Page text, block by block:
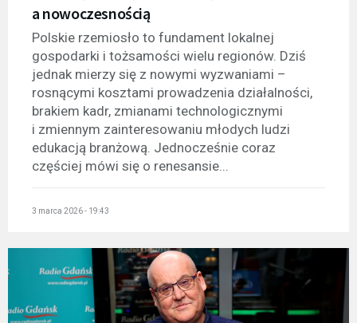
a nowoczesnością
Polskie rzemiosło to fundament lokalnej
gospodarki i tożsamości wielu regionów. Dziś
jednak mierzy się z nowymi wyzwaniami –
rosnącymi kosztami prowadzenia działalności,
brakiem kadr, zmianami technologicznymi
i zmiennym zainteresowaniu młodych ludzi
edukacją branżową. Jednocześnie coraz
częściej mówi się o renesansie...
3 marca 2026 - 19:43